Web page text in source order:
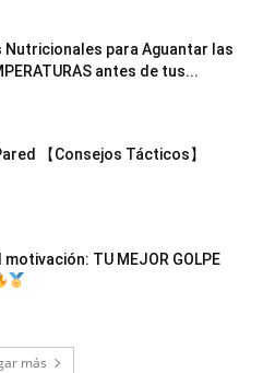
Nutricionales para Aguantar las
antes de tus...
【Consejos Tácticos】
motivación: TU MEJOR GOLPE
más